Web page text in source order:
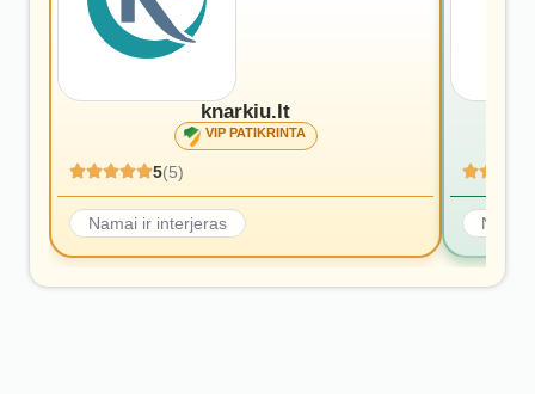
knarkiu.lt
VIP PATIKRINTA
5(5)
Namai ir interjeras